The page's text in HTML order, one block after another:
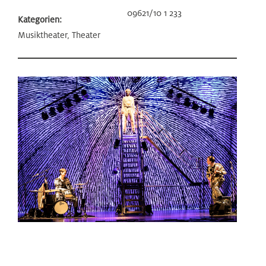
Kategorien:
Musiktheater, Theater
09621/10 1 233